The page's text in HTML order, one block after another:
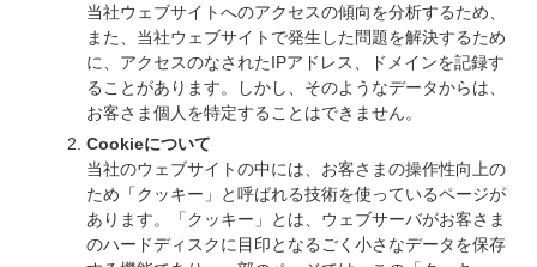
当社ウェブサイトへのアクセスの傾向を分析するため、
また、当社ウェブサイトで発生した問題を解決するため
に、アクセスのなされたIPアドレス、ドメインを記録す
ることがあります。しかし、そのようなデータからは、
お客さま個人を特定することはできません。
Cookieについて
当社のウェブサイトの中には、お客さまの操作性向上の
ため「クッキー」と呼ばれる技術を使っているページが
あります。「クッキー」とは、ウェブサーバがお客さま
のハードディスクに目印となるごく小さなデータを保存